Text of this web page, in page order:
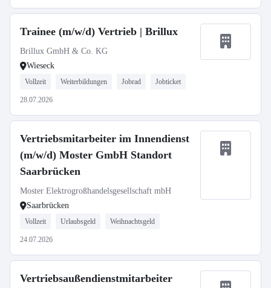
Trainee (m/w/d) Vertrieb | Brillux
Brillux GmbH & Co. KG
Wieseck
Vollzeit Weiterbildungen Jobrad Jobticket
28.07.2026
Vertriebsmitarbeiter im Innendienst
(m/w/d) Moster GmbH Standort
Saarbrücken
Moster Elektrogroßhandelsgesellschaft mbH
Saarbrücken
Vollzeit Urlaubsgeld Weihnachtsgeld
24.07.2026
Vertriebsaußendienstmitarbeiter